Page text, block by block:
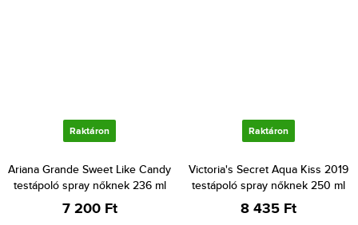
Raktáron
Ariana Grande Sweet Like Candy
testápoló spray nőknek 236 ml
7 200 Ft
Raktáron
Victoria's Secret Aqua Kiss 2019
testápoló spray nőknek 250 ml
8 435 Ft